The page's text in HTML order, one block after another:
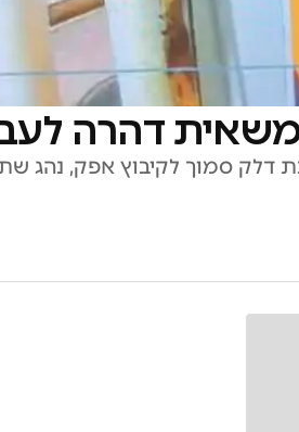
דהרה
דלק סמוך לקיבוץ אפק, נהג